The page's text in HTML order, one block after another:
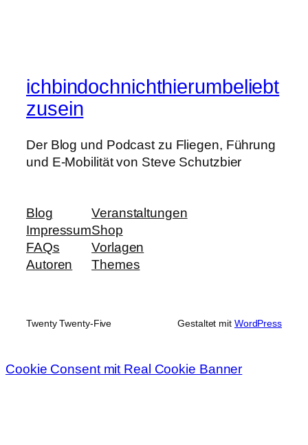
ichbindochnichthierumbeliebt
zusein
Der Blog und Podcast zu Fliegen, Führung
und E-Mobilität von Steve Schutzbier
Blog
Impressum
FAQs
Autoren
Veranstaltungen
Shop
Vorlagen
Themes
Twenty Twenty-Five Gestaltet mit WordPress
Cookie Consent mit Real Cookie Banner